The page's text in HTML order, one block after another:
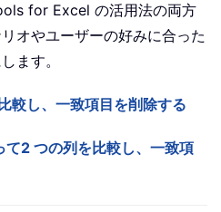
for Excel の活用法の両方
オやユーザーの好みに合った
ます。
較し、一致項目を削除する
2 つの列を比較し、一致項